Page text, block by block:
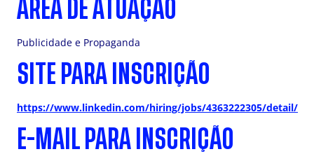
ÁREA DE ATUAÇÃO
Publicidade e Propaganda
SITE PARA INSCRIÇÃO
https://www.linkedin.com/hiring/jobs/4363222305/detail/
E-MAIL PARA INSCRIÇÃO